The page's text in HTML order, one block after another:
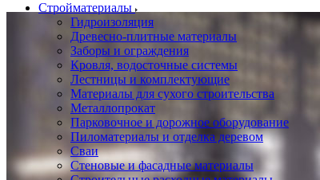
Стройматериалы
Гидроизоляция
Древесно-плитные материалы
Заборы и ограждения
Кровля, водосточные системы
Лестницы и комплектующие
Материалы для сухого строительства
Металлопрокат
Парковочное и дорожное оборудование
Пиломатериалы и отделка деревом
Сваи
Стеновые и фасадные материалы